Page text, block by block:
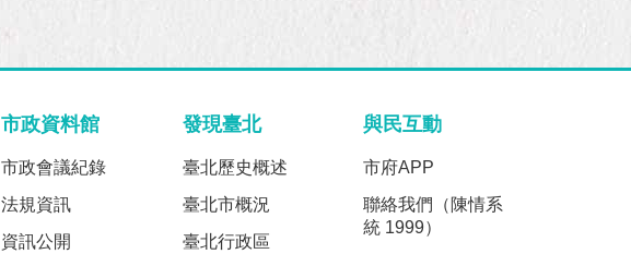
市政資料館
市政會議紀錄
法規資訊
資訊公開
發現臺北
臺北歷史概述
臺北市概況
臺北行政區
與民互動
市府APP
聯絡我們（陳情系
統 1999）